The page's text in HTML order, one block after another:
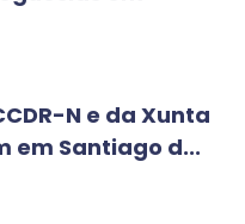
N e da Xunta
em Santiago d...